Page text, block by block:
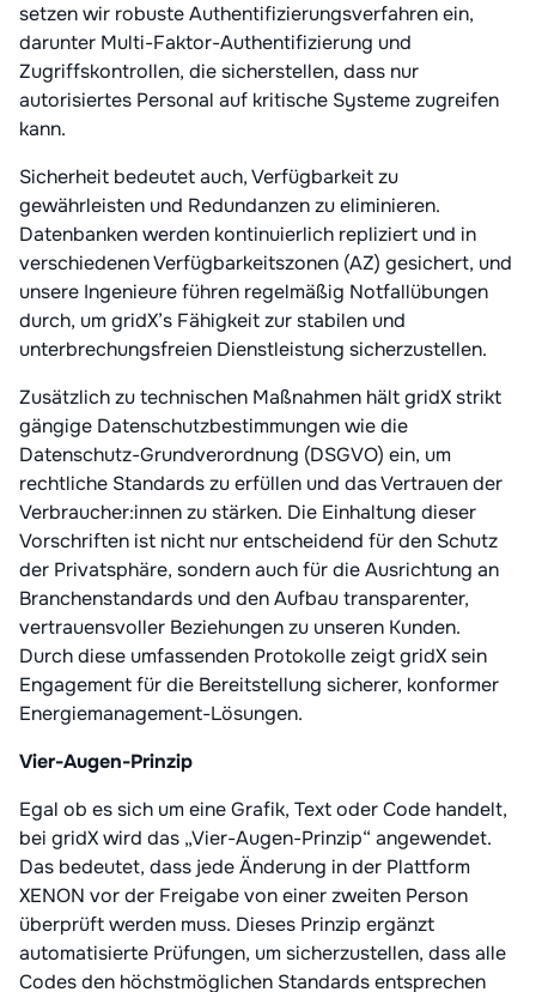
setzen wir robuste Authentifizierungsverfahren ein,
darunter Multi-Faktor-Authentifizierung und
Zugriffskontrollen, die sicherstellen, dass nur
autorisiertes Personal auf kritische Systeme zugreifen
kann.
Sicherheit bedeutet auch, Verfügbarkeit zu
gewährleisten und Redundanzen zu eliminieren.
Datenbanken werden kontinuierlich repliziert und in
verschiedenen Verfügbarkeitszonen (AZ) gesichert, und
unsere Ingenieure führen regelmäßig Notfallübungen
durch, um gridX’s Fähigkeit zur stabilen und
unterbrechungsfreien Dienstleistung sicherzustellen.
Zusätzlich zu technischen Maßnahmen hält gridX strikt
gängige Datenschutzbestimmungen wie die
Datenschutz-Grundverordnung (DSGVO) ein, um
rechtliche Standards zu erfüllen und das Vertrauen der
Verbraucher:innen zu stärken. Die Einhaltung dieser
Vorschriften ist nicht nur entscheidend für den Schutz
der Privatsphäre, sondern auch für die Ausrichtung an
Branchenstandards und den Aufbau transparenter,
vertrauensvoller Beziehungen zu unseren Kunden.
Durch diese umfassenden Protokolle zeigt gridX sein
Engagement für die Bereitstellung sicherer, konformer
Energiemanagement-Lösungen.
Vier-Augen-Prinzip
Egal ob es sich um eine Grafik, Text oder Code handelt,
bei gridX wird das „Vier-Augen-Prinzip“ angewendet.
Das bedeutet, dass jede Änderung in der Plattform
XENON vor der Freigabe von einer zweiten Person
überprüft werden muss. Dieses Prinzip ergänzt
automatisierte Prüfungen, um sicherzustellen, dass alle
Codes den höchstmöglichen Standards entsprechen